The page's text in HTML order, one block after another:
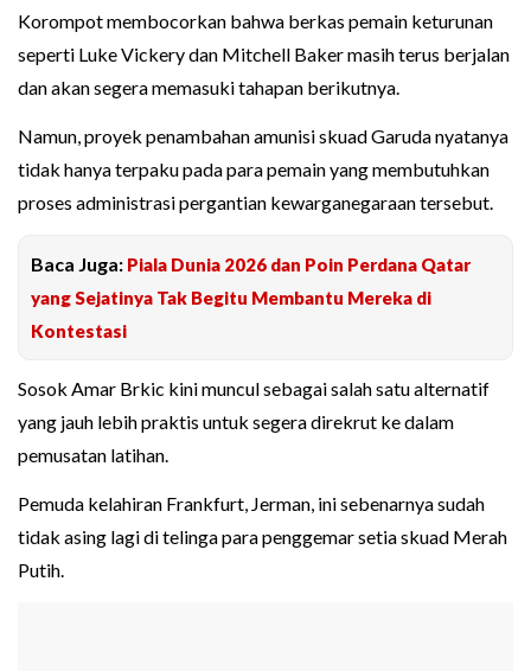
Korompot membocorkan bahwa berkas pemain keturunan
seperti Luke Vickery dan Mitchell Baker masih terus berjalan
dan akan segera memasuki tahapan berikutnya.
Namun, proyek penambahan amunisi skuad Garuda nyatanya
tidak hanya terpaku pada para pemain yang membutuhkan
proses administrasi pergantian kewarganegaraan tersebut.
Baca Juga: Piala Dunia 2026 dan Poin Perdana Qatar
yang Sejatinya Tak Begitu Membantu Mereka di
Kontestasi
Sosok Amar Brkic kini muncul sebagai salah satu alternatif
yang jauh lebih praktis untuk segera direkrut ke dalam
pemusatan latihan.
Pemuda kelahiran Frankfurt, Jerman, ini sebenarnya sudah
tidak asing lagi di telinga para penggemar setia skuad Merah
Putih.